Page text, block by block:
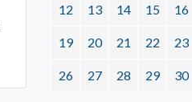
12 13 14 15 16
19 20 21 22 23
26 27 28 29 30